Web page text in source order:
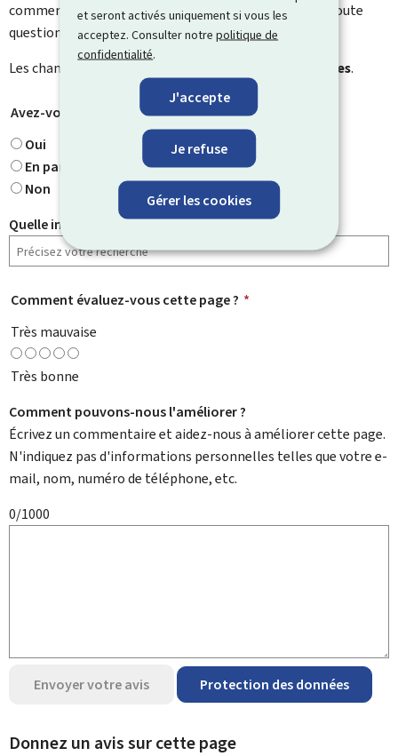
et seront activés uniquement si vous les
acceptez. Consulter notrepolitique de
confidentialité.
J'accepte
Je refuse
Gérer les cookies
commentaire. Utilisez le formulaire de contact pour toute
question particulière.
Les champs marqués d’une étoile (
obligatoires.
Avez-vous trouvé ce que vous cherchiez ?
Oui
En partie
Non
Quelle information cherchiez-vous ?
Comment évaluez-vous cette page ? *
Très mauvaise
Très bonne
Comment pouvons-nous l'améliorer ?
Écrivez un commentaire et aidez-nous à améliorer cette page.
N'indiquez pas d'informations personnelles telles que votre e-
mail, nom, numéro de téléphone, etc.
0/1000
Envoyer votre avis Protection des données
Donnez un avis sur cette page